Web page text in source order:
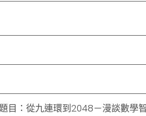
目：從九連環到2048－漫談數學